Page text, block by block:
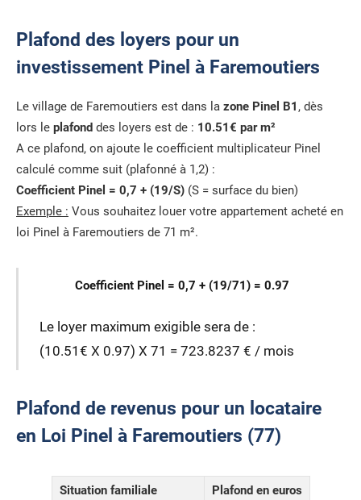
Plafond des loyers pour un
investissement Pinel à Faremoutiers
Le village de Faremoutiers est dans la zone Pinel B1 , dès
lors le plafond des loyers est de : 10.51€ par m²
A ce plafond, on ajoute le coefficient multiplicateur Pinel
calculé comme suit (plafonné à 1,2) :
Coefficient Pinel = 0,7 + (19/S) (S = surface du bien)
Exemple : Vous souhaitez louer votre appartement acheté en
loi Pinel à Faremoutiers de 71 m².
Coefficient Pinel = 0,7 + (19/71) = 0.97
Le loyer maximum exigible sera de :
(10.51€ X 0.97) X 71 = 723.8237 € / mois
Plafond de revenus pour un locataire
en Loi Pinel à Faremoutiers (77)
Situation familiale
Plafond en euros